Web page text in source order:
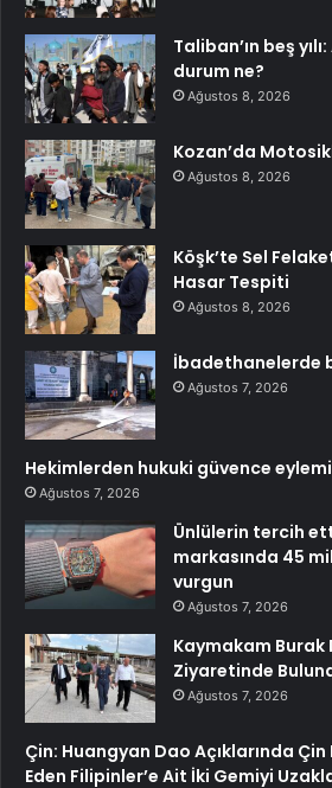
Taliban’ın beş
durum ne?
Ağustos 8, 2026
Kozan’da
Ağustos 8, 2026
Köşk’te Sel
Hasar Tespiti
Ağustos 8, 2026
İbadethanelerde
Ağustos 7, 2026
Hekimlerden hukuki güvence eylemi
Ağustos 7, 2026
Ünlülerin tercih
markasında 45
vurgun
Ağustos 7, 2026
Kaymakam
Ziyaretinde
Ağustos 7, 2026
Çin: Huangyan Dao Açıklarında Çin
Eden Filipinler’e Ait İki Gemiyi